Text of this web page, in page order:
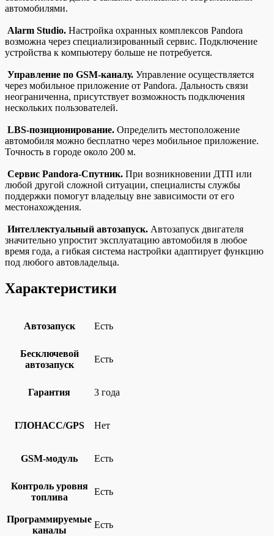
автомобилями.
Alarm Studio. Настройка охранных комплексов Pandora
возможна через специализированный сервис. Подключение
устройства к компьютеру больше не потребуется.
Управление по GSM-каналу. Управление осуществляется
через мобильное приложение от Pandora. Дальность связи
неограниченна, присутствует возможность подключения
нескольких пользователей.
LBS-позиционирование. Определить местоположение
автомобиля можно бесплатно через мобильное приложение.
Точность в городе около 200 м.
Сервис Pandora-Спутник. При возникновении ДТП или
любой другой сложной ситуации, специалисты службы
поддержки помогут владельцу вне зависимости от его
местонахождения.
Интеллектуальный автозапуск. Автозапуск двигателя
значительно упростит эксплуатацию автомобиля в любое
время года, а гибкая система настройки адаптирует функцию
под любого автовладельца.
Характеристики
Автозапуск Есть
Бесключевой
автозапуск
Есть
Гарантия 3 года
ГЛОНАСС/GPS Нет
GSM-модуль Есть
Контроль уровня
топлива
Есть
Программируемые
каналы
Есть